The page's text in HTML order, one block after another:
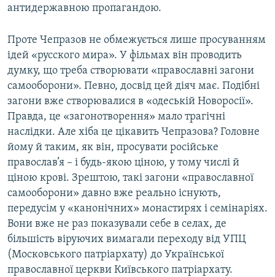
антидержавною пропагандою.
Проте Чепразов не обмежується лише просуванням
ідей «русского мира». У фільмах він проводить
думку, що треба створювати «православні загони
самооборони». Певно, досвід цей діяч має. Подібні
загони вже створювалися в «одеській Новоросії».
Правда, це «загонотворення» мало трагічні
наслідки. Але хіба це цікавить Чепразова? Головне
йому й таким, як він, просувати російське
православ’я – і будь-якою ціною, у тому числі й
ціною крові. Зрештою, такі загони «православної
самооборони» давно вже реально існують,
передусім у «канонічних» монастирях і семінаріях.
Вони вже не раз показували себе в селах, де
більшість віруючих вимагали переходу від УПЦ
(Московського патріархату) до Української
православної церкви Київського патріархату.